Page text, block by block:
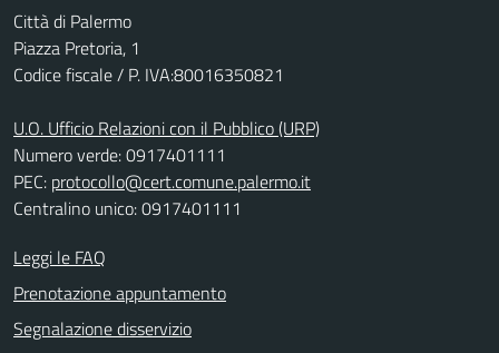
Città di Palermo
Piazza Pretoria, 1
Codice fiscale / P. IVA:80016350821
U.O. Ufficio Relazioni con il Pubblico (URP)
Numero verde: 0917401111
PEC: protocollo@cert.comune.palermo.it
Centralino unico: 0917401111
Leggi le FAQ
Prenotazione appuntamento
Segnalazione disservizio